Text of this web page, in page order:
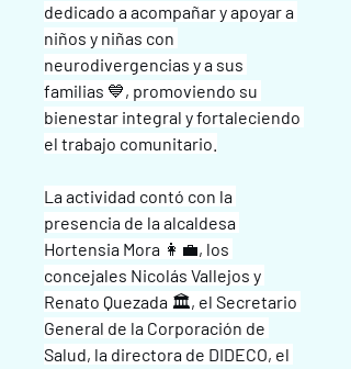
dedicado a acompañar y apoyar a
niños y niñas con
neurodivergencias y a sus
familias 💙, promoviendo su
bienestar integral y fortaleciendo
el trabajo comunitario.
La actividad contó con la
presencia de la alcaldesa
Hortensia Mora 👩‍💼, los
concejales Nicolás Vallejos y
Renato Quezada 🏛️, el Secretario
General de la Corporación de
Salud, la directora de DIDECO, el